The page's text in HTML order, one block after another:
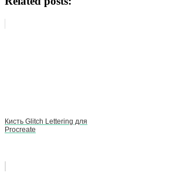
Кисть Glitch Lettering для
Procreate